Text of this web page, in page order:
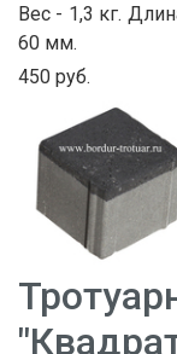
Вес - 1,3 кг.
60 мм.
450 руб.